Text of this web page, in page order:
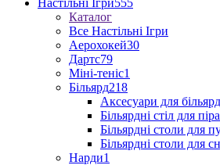
Настільні Ігри555
Каталог
Все Настільні Ігри
Аерохокей30
Дартс79
Міні-теніс1
Більярд218
Аксесуари для
Більярдні стіл для
Більярдні столи для
Більярдні столи для
Нарди1